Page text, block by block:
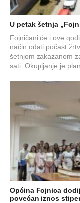
U petak šetnja
Fojničani će i ove
način odati počast
šetnjom zakazanom
sati. Okupljanje je
Općina Fojnica
povećan iznos